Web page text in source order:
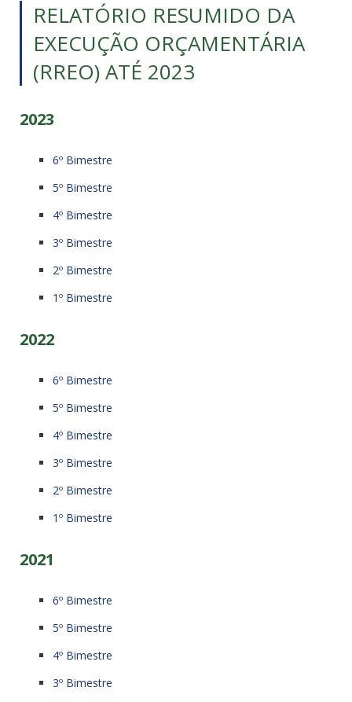
RELATÓRIO RESUMIDO DA
EXECUÇÃO ORÇAMENTÁRIA
(RREO) ATÉ 2023
2023
6º Bimestre
5º Bimestre
4º Bimestre
3º Bimestre
2º Bimestre
1º Bimestre
2022
6º Bimestre
5º Bimestre
4º Bimestre
3º Bimestre
2º Bimestre
1º Bimestre
2021
6º Bimestre
5º Bimestre
4º Bimestre
3º Bimestre